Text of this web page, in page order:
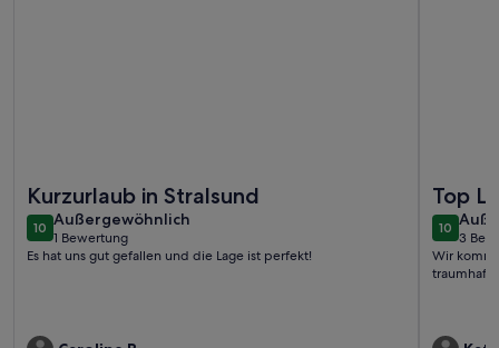
Kurzurlaub in Stralsund
1010 von 10
Außergewöhnlich
außergewöhnlich
1 Bewertung
(1
bewertung)
Es hat uns gut gefallen und die Lage ist perfekt!
Top
1010 von
3
(3
Wir
traumhaft